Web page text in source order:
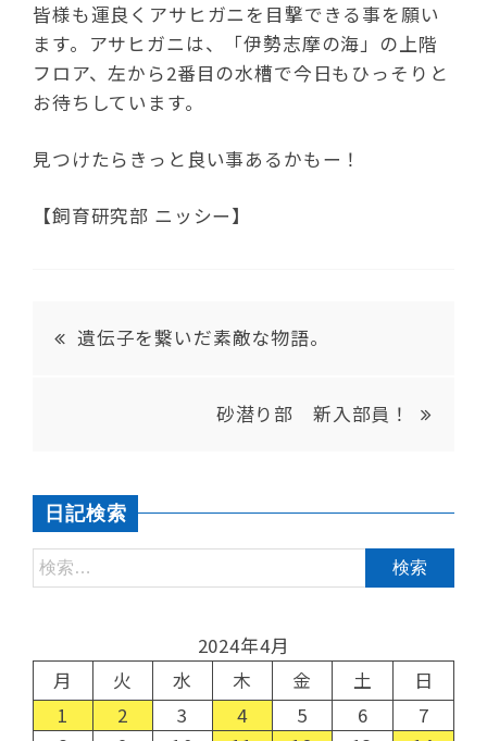
皆様も運良くアサヒガニを目撃できる事を願い
ます。アサヒガニは、「伊勢志摩の海」の上階
フロア、左から2番目の水槽で今日もひっそりと
お待ちしています。
見つけたらきっと良い事あるかもー！
【飼育研究部 ニッシー】
遺伝子を繋いだ素敵な物語。
砂潜り部 新入部員！
日記検索
2024年4月
月
火 水 木 金 土
日
1
2 3 4 5 6
7